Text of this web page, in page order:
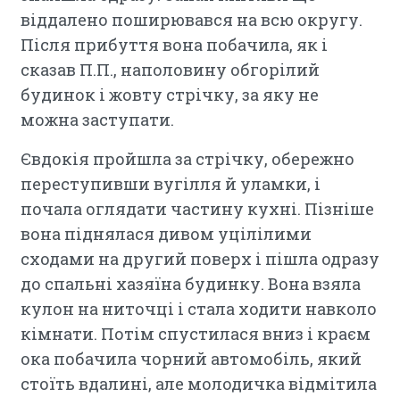
віддалено поширювався на всю округу.
Після прибуття вона побачила, як і
сказав П.П., наполовину обгорілий
будинок і жовту стрічку, за яку не
можна заступати.
Євдокія пройшла за стрічку, обережно
переступивши вугілля й уламки, і
почала оглядати частину кухні. Пізніше
вона піднялася дивом уцілілими
сходами на другий поверх і пішла одразу
до спальні хазяїна будинку. Вона взяла
кулон на ниточці і стала ходити навколо
кімнати. Потім спустилася вниз і краєм
ока побачила чорний автомобіль, який
стоїть вдалині, але молодичка відмітила